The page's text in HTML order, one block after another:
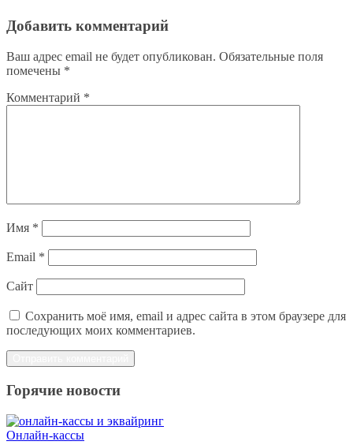
Добавить комментарий
Ваш адрес email не будет опубликован. Обязательные поля
помечены *
Комментарий *
Имя *
Email *
Сайт
Сохранить моё имя, email и адрес сайта в этом браузере для
последующих моих комментариев.
Горячие новости
Онлайн-кассы